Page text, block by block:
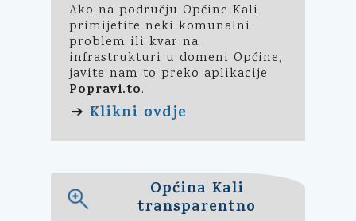
Ako na području Općine Kali
primijetite neki komunalni
problem ili kvar na
infrastrukturi u domeni Općine,
javite nam to preko aplikacije
Popravi.to.
➔ Klikni ovdje
Općina Kali
transparentno